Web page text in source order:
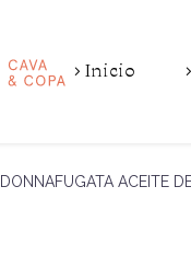
Inicio
DONNAFUGATA ACEITE